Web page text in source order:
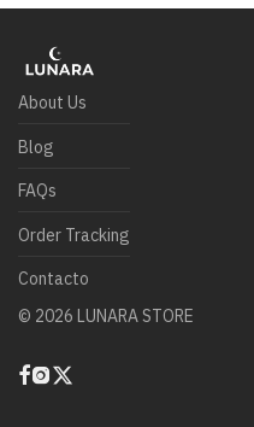
About Us
Blog
FAQs
Order Tracking
Contacto
© 2026 LUNARA STORE